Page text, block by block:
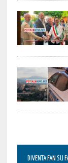
DIVENTA FAN SU